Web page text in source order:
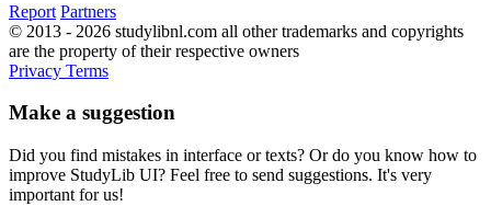
Report Partners
© 2013 - 2026 studylibnl.com all other trademarks and copyrights
are the property of their respective owners
Privacy Terms
Make a suggestion
Did you find mistakes in interface or texts? Or do you know how to
improve StudyLib UI? Feel free to send suggestions. It's very
important for us!